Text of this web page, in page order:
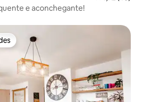
e aconchegante!